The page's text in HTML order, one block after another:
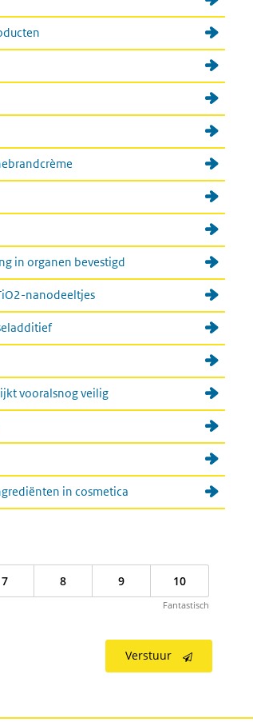
in organen bevestigd
nanodeeltjes
vooralsnog veilig
in cosmetica
7 8 9 10
Fantastisch
Verstuur